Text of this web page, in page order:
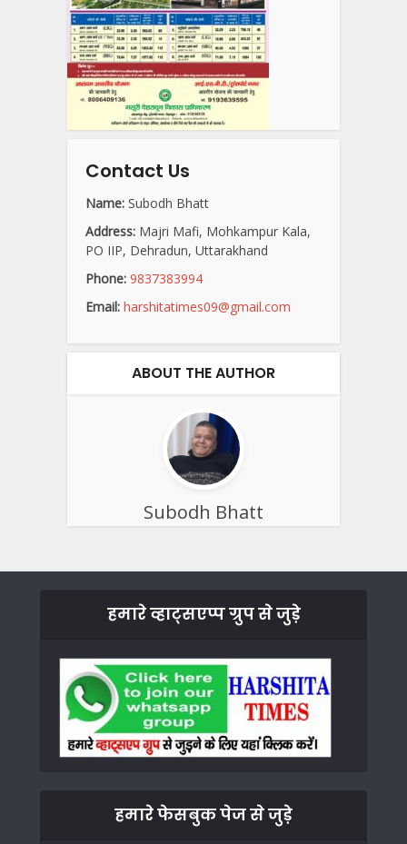
Contact Us
Name: Subodh Bhatt
Address: Majri Mafi, Mohkampur Kala,
PO IIP, Dehradun, Uttarakhand
Phone: 9837383994
Email: harshitatimes09@gmail.com
ABOUT THE AUTHOR
Subodh Bhatt
हमारे व्हाट्सएप्प ग्रुप से जुड़े
हमारे फेसबुक पेज से जुड़े